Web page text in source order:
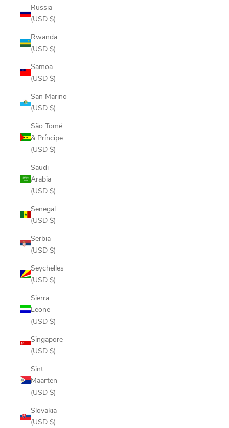
Russia
(USD $)
Rwanda
(USD $)
Samoa
(USD $)
San Marino
(USD $)
São Tomé
& Príncipe
(USD $)
Saudi
Arabia
(USD $)
Senegal
(USD $)
Serbia
(USD $)
Seychelles
(USD $)
Sierra
Leone
(USD $)
Singapore
(USD $)
Sint
Maarten
(USD $)
Slovakia
(USD $)